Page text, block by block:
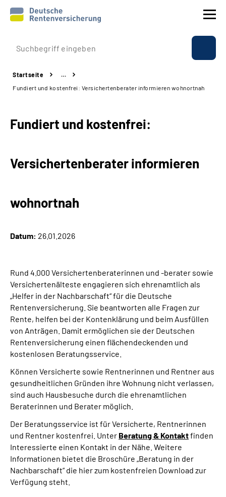
Prävention
Reha
Experten
Language
Inhalte in Gebärdensprache (DGS)
Leichte Sprache
Mein Kundenportal
Startseite
…
Fundiert und kostenfrei: Versichertenberater informieren wohnortnah
Fundiert und kostenfrei:
Versichertenberater informieren
wohnortnah
Datum: 26.01.2026
Rund 4.000 Versichertenberaterinnen und -berater sowie
Versichertenälteste engagieren sich ehrenamtlich als
„Helfer in der Nachbarschaft“ für die Deutsche
Rentenversicherung. Sie beantworten alle Fragen zur
Rente, helfen bei der Kontenklärung und beim Ausfüllen
von Anträgen. Damit ermöglichen sie der Deutschen
Rentenversicherung einen flächendeckenden und
kostenlosen Beratungsservice.
Können Versicherte sowie Rentnerinnen und Rentner aus
gesundheitlichen Gründen ihre Wohnung nicht verlassen,
sind auch Hausbesuche durch die ehrenamtlichen
Beraterinnen und Berater möglich.
Der Beratungsservice ist für Versicherte, Rentnerinnen
und Rentner kostenfrei. Unter Beratung & Kontaktfinden
Interessierte einen Kontakt in der Nähe. Weitere
Informationen bietet die Broschüre „Beratung in der
Nachbarschaft“ die hier zum kostenfreien Download zur
Verfügung steht.